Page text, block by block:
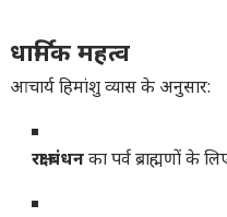
धार्मिक महत्व
आचार्य हिमांशु व्यास के अनुसार:
रक्षा बंधनका पर्व ब्राह्मणों के